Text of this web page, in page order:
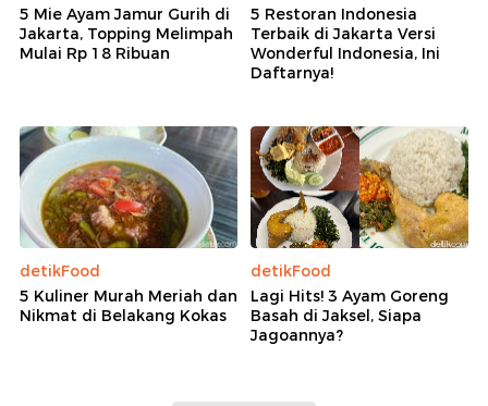
5 Mie Ayam Jamur Gurih di
Jakarta, Topping Melimpah
Mulai Rp 18 Ribuan
5 Restoran Indonesia
Terbaik di Jakarta Versi
Wonderful Indonesia, Ini
Daftarnya!
detikFood
5 Kuliner Murah Meriah dan
Nikmat di Belakang Kokas
detikFood
Lagi Hits! 3 Ayam Goreng
Basah di Jaksel, Siapa
Jagoannya?